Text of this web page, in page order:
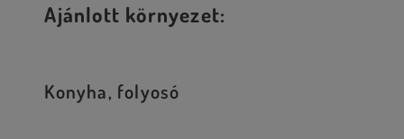
Ajánlott környezet:
Konyha, folyosó